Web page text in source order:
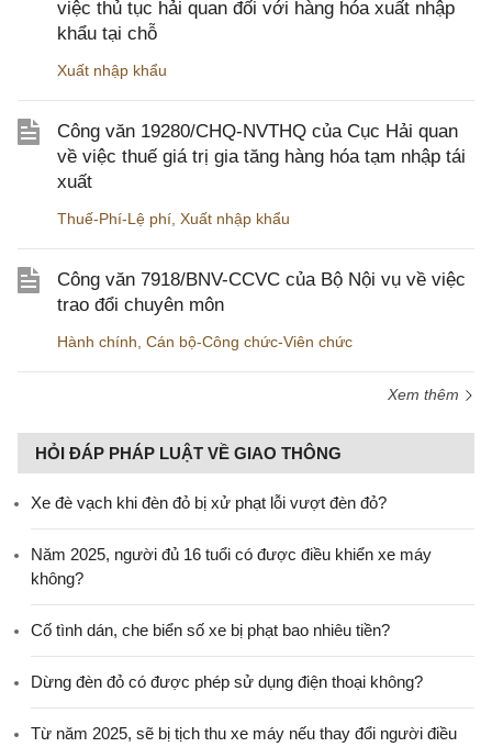
việc thủ tục hải quan đối với hàng hóa xuất nhập
khẩu tại chỗ
Xuất nhập khẩu
Công văn 19280/CHQ-NVTHQ của Cục Hải quan
về việc thuế giá trị gia tăng hàng hóa tạm nhập tái
xuất
Thuế-Phí-Lệ phí Xuất nhập khẩu
Công văn 7918/BNV-CCVC của Bộ Nội vụ về việc
trao đổi chuyên môn
Hành chính Cán bộ-Công chức-Viên chức
Xem thêm
HỎI ĐÁP PHÁP LUẬT VỀ GIAO THÔNG
Xe đè vạch khi đèn đỏ bị xử phạt lỗi vượt đèn đỏ?
Năm 2025, người đủ 16 tuổi có được điều khiển xe máy
không?
Cố tình dán, che biển số xe bị phạt bao nhiêu tiền?
Dừng đèn đỏ có được phép sử dụng điện thoại không?
Từ năm 2025, sẽ bị tịch thu xe máy nếu thay đổi người điều